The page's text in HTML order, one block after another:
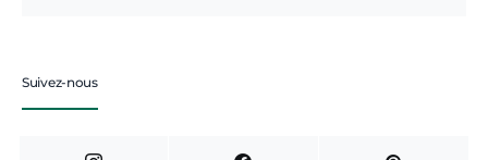
Suivez-nous